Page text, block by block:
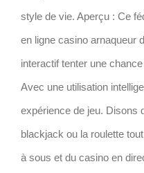
style de vie. Aperçu : Ce
en ligne casino arnaqueur
interactif tenter une
Avec une utilisation
expérience de jeu. Disons
blackjack ou la roulette
à sous et du casino en